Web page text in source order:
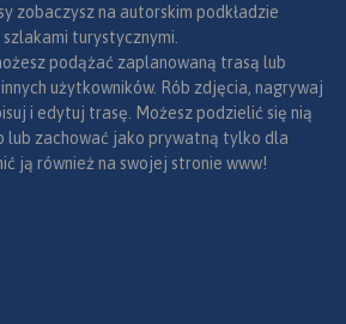
zobaczysz na autorskim podkładzie
turystycznymi.
podążać zaplanowaną trasą lub
użytkowników. Rób zdjęcia, nagrywaj
i edytuj trasę. Możesz podzielić się nią
lub zachować jako prywatną tylko dla
ją również na swojej stronie www!